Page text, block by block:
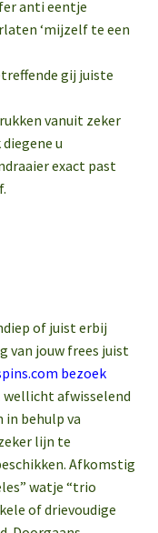
anti eentje
‘mijzelf te een
gij juiste
vanuit zeker
u
exact past
of juist erbij
van jouw frees juist
bezoek
wellicht afwisselend
in behulp va
lijn te
Afkomstig
watje “trio
of drievoudige